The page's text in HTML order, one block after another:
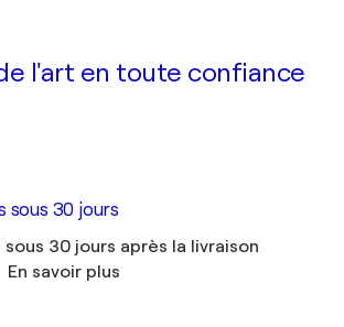
l'art en toute confiance
sous 30 jours
30 jours après la livraison
En savoir plus